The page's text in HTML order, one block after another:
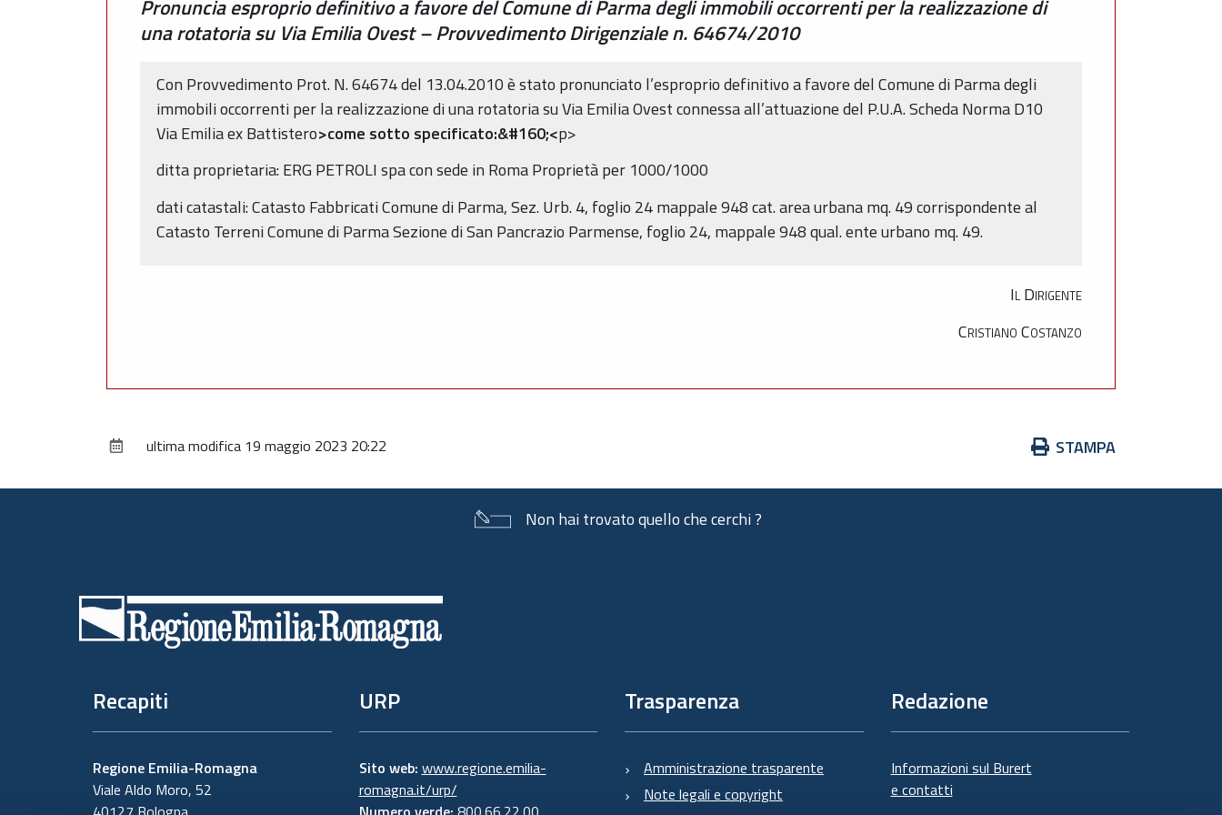
Pronuncia esproprio definitivo a favore del Comune di Parma degli immobili occorrenti per la realizzazione di
una rotatoria su Via Emilia Ovest – Provvedimento Dirigenziale n. 64674/2010
Con Provvedimento Prot. N. 64674 del 13.04.2010 è stato pronunciato l’esproprio definitivo a favore del Comune di Parma degli
immobili occorrenti per la realizzazione di una rotatoria su Via Emilia Ovest connessa all’attuazione del P.U.A. Scheda Norma D10
Via Emilia ex Battistero>come sotto specificato:&#160;<p>
ditta proprietaria: ERG PETROLI spa con sede in Roma Proprietà per 1000/1000
dati catastali: Catasto Fabbricati Comune di Parma, Sez. Urb. 4, foglio 24 mappale 948 cat. area urbana mq. 49 corrispondente al
Catasto Terreni Comune di Parma Sezione di San Pancrazio Parmense, foglio 24, mappale 948 qual. ente urbano mq. 49.
Il Dirigente
Cristiano Costanzo
Azioni
documento
STAMPA
ultima modifica 19 maggio 2023 20:22
Non hai trovato quello che cerchi ?
Recapiti
Regione Emilia-Romagna
Viale Aldo Moro, 52
URP
Sito web: www.regione.emilia-
romagna.it/urp/
Trasparenza
Amministrazione trasparente
Note legali e copyright
Redazione
Informazioni sul Burert
e contatti